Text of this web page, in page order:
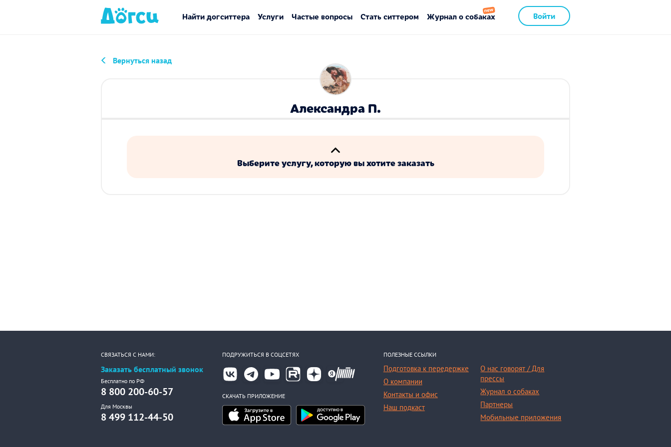
Войти
Найти догситтера Услуги Частые вопросы Стать ситтером Журнал о собаках
Вернуться назад
Александра П.
Выберите услугу, которую вы хотите заказать
СВЯЗАТЬСЯ С НАМИ:
Заказать бесплатный звонок
Бесплатно по РФ
8 800 200-60-57
Для Москвы
8 499 112-44-50
ПОДРУЖИТЬСЯ В СОЦСЕТЯХ
СКАЧАТЬ ПРИЛОЖЕНИЕ
ПОЛЕЗНЫЕ ССЫЛКИ
Подготовка к передержке
О компании
Контакты и офис
Наш подкаст
О нас говорят / Для
прессы
Журнал о собаках
Партнеры
Мобильные приложения